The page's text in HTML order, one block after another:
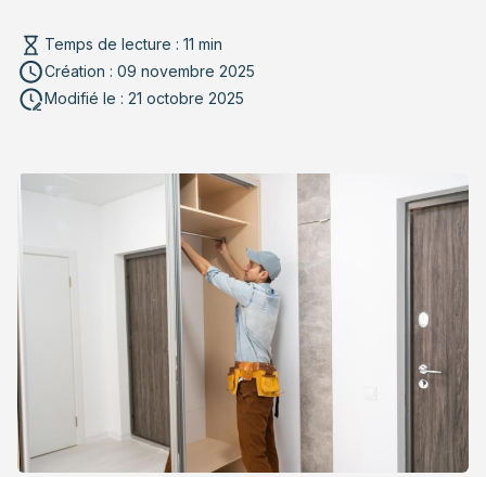
Rechercher un article
Temps de lecture : 11 min
Création : 09 novembre 2025
Modifié le : 21 octobre 2025
Comment identifier le type de placard encastré avant
Reconnaître les différents systèmes de fixation
Analyser les matériaux et la structure du placard
Effectuer un diagnostic préliminaire